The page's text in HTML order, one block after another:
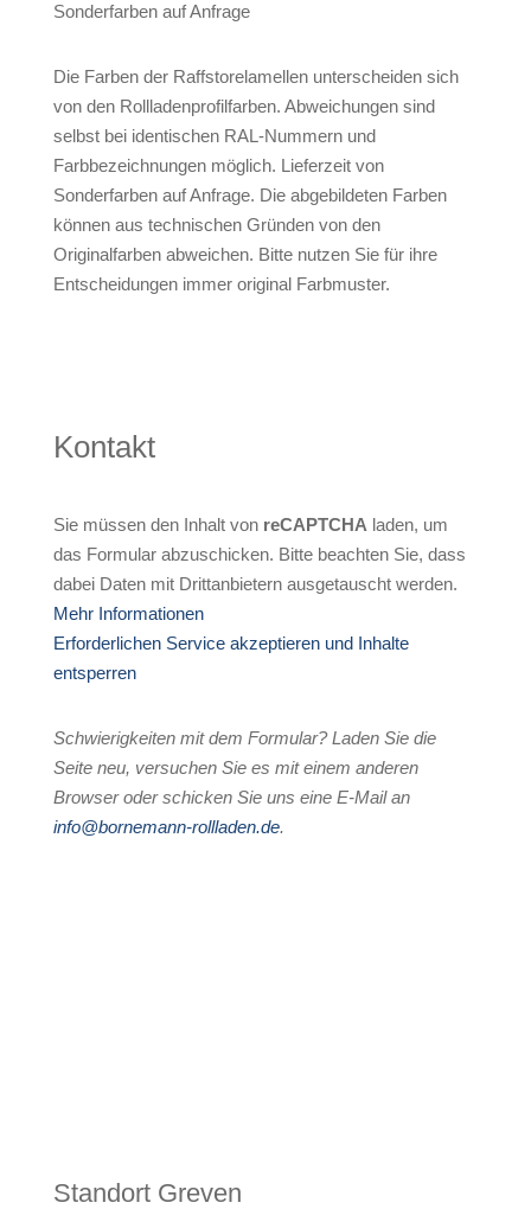
Sonderfarben auf Anfrage
Die Farben der Raffstorelamellen unterscheiden sich
von den Rollladenprofilfarben. Abweichungen sind
selbst bei identischen RAL-Nummern und
Farbbezeichnungen möglich. Lieferzeit von
Sonderfarben auf Anfrage. Die abgebildeten Farben
können aus technischen Gründen von den
Originalfarben abweichen. Bitte nutzen Sie für ihre
Entscheidungen immer original Farbmuster.
Kontakt
Sie müssen den Inhalt von reCAPTCHA laden, um
das Formular abzuschicken. Bitte beachten Sie, dass
dabei Daten mit Drittanbietern ausgetauscht werden.
Mehr Informationen
Erforderlichen Service akzeptieren und Inhalte
entsperren
Schwierigkeiten mit dem Formular? Laden Sie die
Seite neu, versuchen Sie es mit einem anderen
Browser oder schicken Sie uns eine E-Mail an
info@bornemann-rollladen.de.
Standort Greven